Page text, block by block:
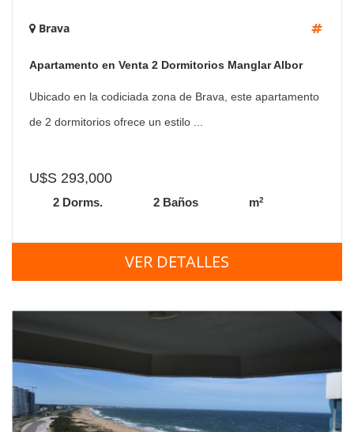
Brava
Apartamento en Venta 2 Dormitorios Manglar Albor
Ubicado en la codiciada zona de Brava, este apartamento
de 2 dormitorios ofrece un estilo ...
U$S 293,000
2 Dorms. 2 Baños m2
VER DETALLES